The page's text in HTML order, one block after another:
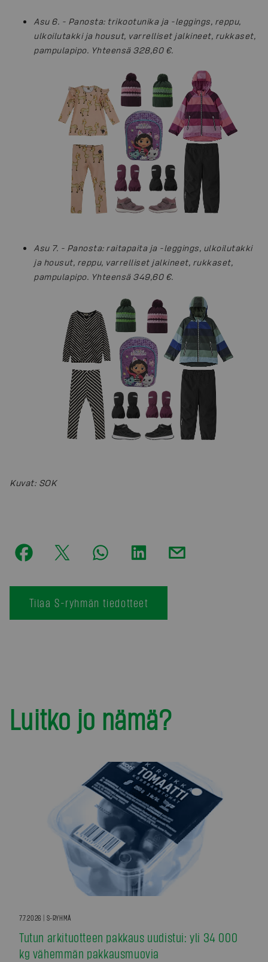
Asu 6. - Panosta: trikootunika ja -leggings, reppu,
ulkoilutakki ja housut, varrelliset jalkineet, rukkaset,
pampulapipo. Yhteensä 328,60 €.
Asu 7. - Panosta: raitapaita ja -leggings, ulkoilutakki
ja housut, reppu, varrelliset jalkineet, rukkaset,
pampulapipo. Yhteensä 349,60 €.
Kuvat: SOK
Tilaa S-ryhmän tiedotteet
Luitko jo nämä?
7.7.2026 | S-RYHMÄ
Tutun arkituotteen pakkaus uudistui: yli 34 000
kg vähemmän pakkausmuovia